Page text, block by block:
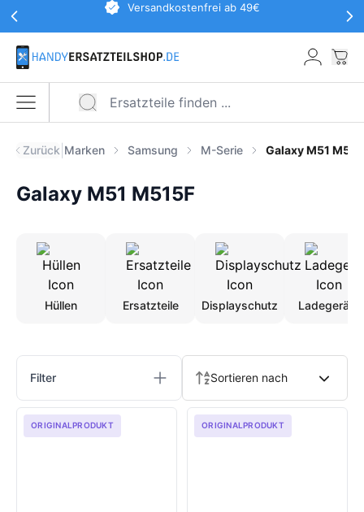
Zum Hauptinhalt springen
Werbeaktionen KopfzeileVersandkostenfrei ab 49€
Menü öffnen
Zurück Marken Samsung M-Serie Galaxy M51
Galaxy M51 M515F
Hüllen Ersatzteile Displayschutz Ladegeräte
Produkte
Filter Sortieren nach
ORIGINALPRODUKT ORIGINALPRODUKT